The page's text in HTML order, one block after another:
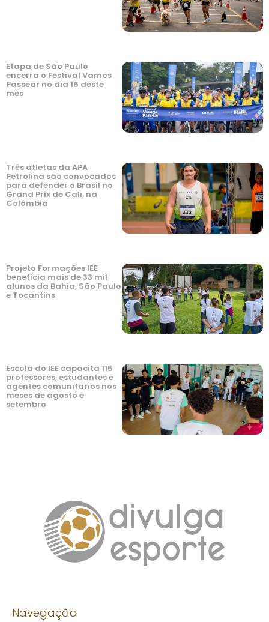
Etapa de São Paulo
encerra o Festival Vamos
Passear no dia 16 deste
mês
Três atletas da APA
Petrolina são convocados
para defender o Brasil no
Grand Prix de Cali, na
Colômbia
Projeto Formações IEE
beneficia mais de 33 mil
alunos da Bahia, São Paulo
e Tocantins
Escola do IEE capacita 115
professores, estudantes e
agentes comunitários nos
meses de agosto e
setembro
Navegação